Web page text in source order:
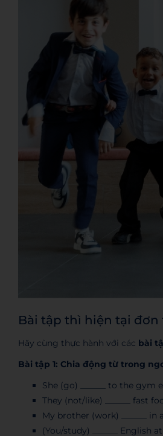
Bài tập thì hiện tại đơn
Hãy cùng thực hành với các bài
Bài tập 1: Chia động từ trong
She (go) ______ to the gym
They (not/like) ______ fast
My brother (work) ______ in
(You/study) ______ English